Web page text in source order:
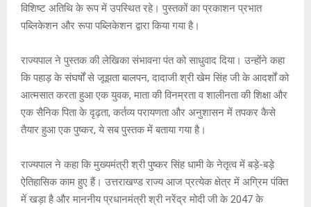
विशिष्ट अतिथि के रूप में उपस्थित रहे। पुस्तकों का प्रकाशन प्रभात
पब्लिकेशन और रूपा पब्लिकेशन द्वारा किया गया है।
राज्यपाल ने पुस्तक की लेखिका संभावना पंत को साधुवाद दिया। उन्होंने कहा
कि पहाड़ के संघर्षों से जूझता बालपन, दादाजी श्री खेम सिंह जी के आदर्शों को
आत्मसात करता हुआ एक युवक, माता की विनम्रता व शालीनता की शिक्षा और
एक सैनिक पिता के दृढ़ता, कर्तव्य परायणता और अनुशासन में तपकर कैसे
तैयार हुआ एक पुष्कर, ये सब पुस्तक में बताया गया है।
राज्यपाल ने कहा कि मुख्यमंत्री श्री पुष्कर सिंह धामी के नेतृत्व में बड़े-बड़े
ऐतिहासिक काम हुए हैं। उत्तराखण्ड राज्य आज प्रत्येक क्षेत्र में अग्रिम पंक्ति
में खड़ा है और माननीय प्रधानमंत्री श्री नरेंद्र मोदी जी के 2047 के